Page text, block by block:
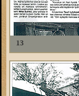
13